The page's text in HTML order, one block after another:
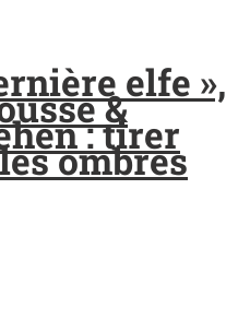
elfe »,
&
: tirer
ombres